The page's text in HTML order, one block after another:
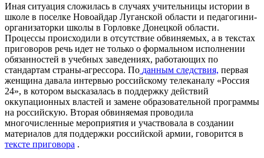
Иная ситуация сложилась в случаях учительницы истории в
школе в поселке Новоайдар Луганской области и педагогини-
организаторки школы в Горловке Донецкой области.
Процессы происходили в отсутствие обвиняемых, а в текстах
приговоров речь идет не только о формальном исполнении
обязанностей в учебных заведениях, работающих по
стандартам страны-агрессора. По данным следствия, первая
женщина давала интервью российскому телеканалу «Россия
24», в котором высказалась в поддержку действий
оккупационных властей и замене образовательной программы
на российскую. Вторая обвиняемая проводила
многочисленные мероприятия и участвовала в создании
материалов для поддержки российской армии, говорится в
тексте приговора .